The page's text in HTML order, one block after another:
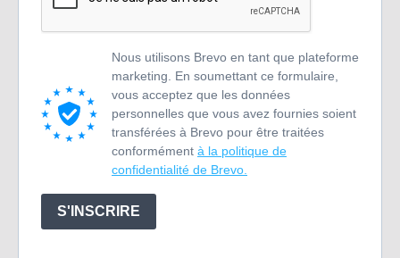
Nous utilisons Brevo en tant que plateforme
marketing. En soumettant ce formulaire,
vous acceptez que les données
personnelles que vous avez fournies soient
transférées à Brevo pour être traitées
conformément à la politique de
confidentialité de Brevo.
S'INSCRIRE